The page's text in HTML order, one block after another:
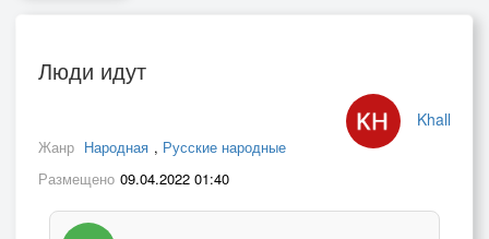
Люди идут
Khall
Жанр Народная , Русские народные
Размещено 09.04.2022 01:40